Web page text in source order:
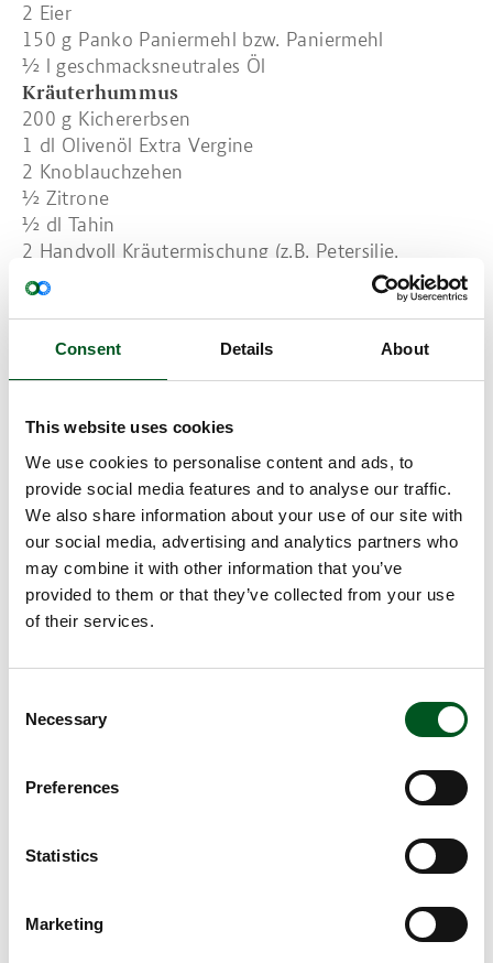
Consent Details About
This website uses cookies
We use cookies to personalise content and ads, to
provide social media features and to analyse our traffic.
We also share information about your use of our site with
our social media, advertising and analytics partners who
may combine it with other information that you’ve
provided to them or that they’ve collected from your use
of their services.
Selection
Necessary
Preferences
Statistics
Marketing
2 Eier
150 g Panko Paniermehl bzw. Paniermehl
½ l geschmacksneutrales Öl
Kräuterhummus
200 g Kichererbsen
1 dl Olivenöl Extra Vergine
2 Knoblauchzehen
½ Zitrone
½ dl Tahin
2 Handvoll Kräutermischung (z.B. Petersilie,
Schnittlauch, Estragon und Dill)
500 g Gemüsestäbchen, z.B. Gurke, Möhre,
Blumenkohl, Zuckererbsen oder blanchierte
Zubereitung
Am Vortag: Kichererbsen in kaltem Wasser
mindestens 10 Stunden einweichen. Bei
Kichererbsen aus der Dose entfällt das Einweichen,
und es werden 400 g benötigt.
Fleisch in 2×2 cm große Würfel schneiden und in einer
Mischung aus zerdrücktem Knoblauch, Salz, Pfeffer,
marinieren.
Olivenöl, Knoblauch, Zitronensaft, Tahin, Kräutern und
Fleischwürfel erst in Mehl, dann geschlagenem Ei und
Geschmacksneutrales Öl in einem kleinen Topf auf 175-
Erst die eine Hälfte der panierten Nuggets ca. 3 Minuten
goldbraun frittieren, auf Küchenpapier legen und mit Salz